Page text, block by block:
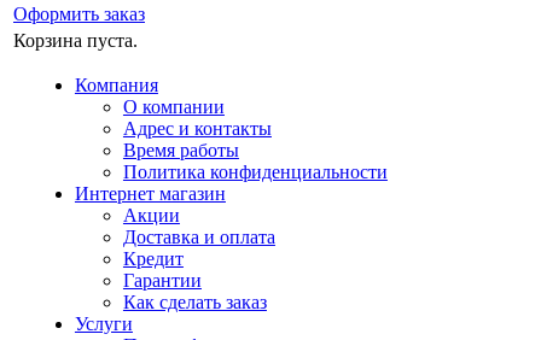
Оформить заказ
Корзина пуста.
Компания
О компании
Адрес и контакты
Время работы
Политика конфиденциальности
Интернет магазин
Акции
Доставка и оплата
Кредит
Гарантии
Как сделать заказ
Услуги